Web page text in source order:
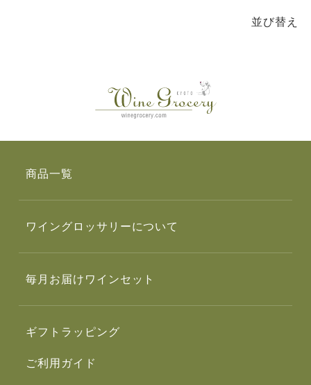
並び替え
商品一覧
ワイングロッサリーについて
毎月お届けワインセット
ギフトラッピング
ご利用ガイド